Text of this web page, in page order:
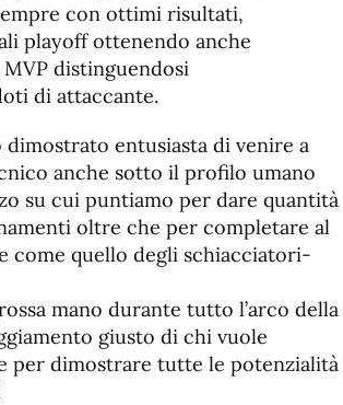
con ottimi risultati,
playoff ottenendo anche
distinguendosi
di attaccante.
entusiasta di venire a
anche sotto il profilo umano
su cui puntiamo per dare quantità
oltre che per completare al
come quello degli schiacciatori-
mano durante tutto l’arco della
giusto di chi vuole
per dimostrare tutte le potenzialità